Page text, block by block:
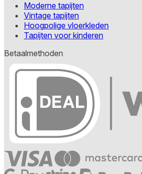
Moderne tapijten
Vintage tapijten
Hoogpolige vloerkleden
Tapijten voor kinderen
Betaalmethoden